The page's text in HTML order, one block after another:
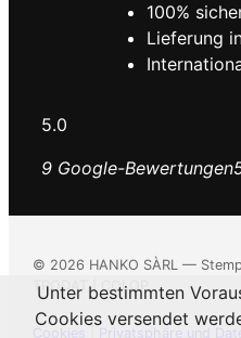
100%
Lieferung
5.0
9 Google-Bewertungen
© 2026 HANKO SÀRL —
TRODAT | COLOP
Cookies Privatsphäre und
Unter bestimmten
Cookies versendet